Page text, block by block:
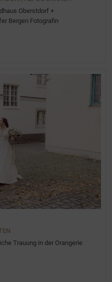
Oberstdorf +
Bergen Fotografin
Trauung in der Orangerie